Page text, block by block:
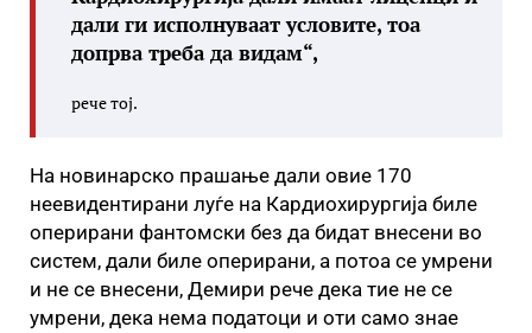
дали ги исполнуваат условите, тоа
допрва треба да видам“,
рече тој.
На новинарско прашање дали овие 170
неевидентирани луѓе на Кардиохирургија биле
оперирани фантомски без да бидат внесени во
систем, дали биле оперирани, а потоа се умрени
и не се внесени, Демири рече дека тие не се
умрени, дека нема податоци и оти само знае